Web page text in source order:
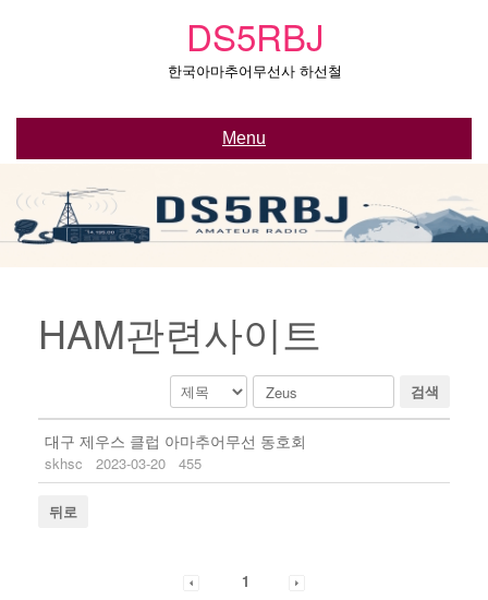
DS5RBJ
한국아마추어무선사 하선철
Menu
HAM관련사이트
검색
대구 제우스 클럽 아마추어무선 동호회
skhsc 2023-03-20 455
뒤로
1